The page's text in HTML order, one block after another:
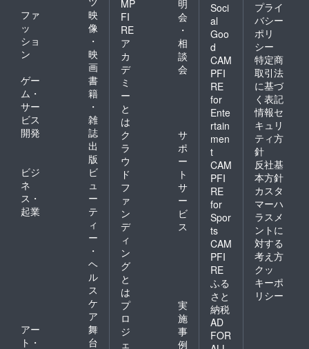
ファ
ッ
ショ
ン
映
像
・
映
画
ゲー
ム・
サー
ビス
開発
書
籍
・
雑
誌
出
版
ビジ
ネ
ス・
起業
ビ
ュ
ー
テ
ィ
ー
・
ヘ
ル
ス
ケ
ア
アー
ト・
舞
台
MP
FI
RE
ア
カ
デ
ミ
ー
と
は
明
会
・
相
談
会
ク
ラ
ウ
ド
フ
ァ
ン
デ
ィ
ン
グ
と
は
サ
ポ
ー
ト
サ
ー
ビ
ス
プ
ロ
ジ
ェ
実
施
事
例
Soci
al
Goo
d
CAM
PFI
RE
for
Ente
rtain
men
t
CAM
PFI
RE
for
Spor
ts
CAM
PFI
RE
ふる
さと
納税
AD
FOR
プライ
バシー
ポリ
シー
特定商
取引法
に基づ
く表記
情報セ
キュリ
ティ方
針
反社基
本方針
カスタ
マーハ
ラスメ
ントに
対する
考え方
クッ
キーポ
リシー